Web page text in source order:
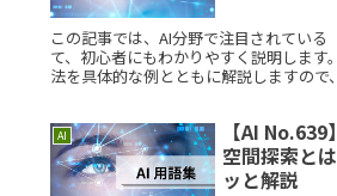
この記事では、AI分野で注目されている
て、初心者にもわかりやすく説明します
法を具体的な例とともに解説しますので
AI
【AI
空間探索と
ッと解説